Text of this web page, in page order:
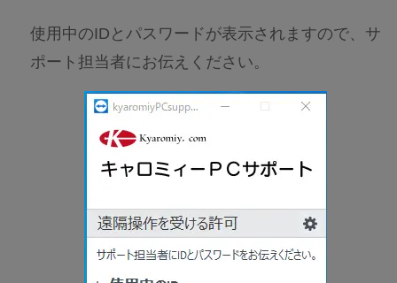
使用中のIDとパスワードが表示されますので、サ
ポート担当者にお伝えください。